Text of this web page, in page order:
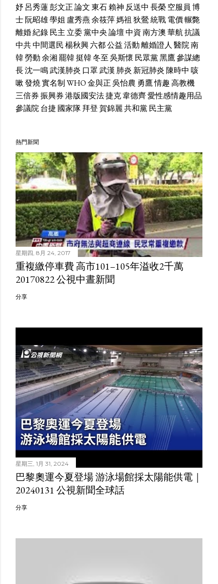
妤呂秀蓮彭文正論文東石賴神 反送中 長榮空服員 博
士阮昭雄學姐 盧秀燕余筱萍媽祖 狄鶯統戰電價輾斃
離婚紀錄民主 立委黨中央論壇中資南方澳華航抗議
中共中間選民楊秋興六都公益活動離婚證人 醫院南
韓勞動余湘罷韓挺韓冬至吳斯懷 民眾黨黑鷹參謀總
長沈一鳴武漢肺炎 口罩武漢 肺炎 新冠肺炎陳時中 咳
嗽發燒實名制WHO金與正吳怡農 勇鷹情趣高教機
三倍券振興券港版國安法捷克韋德齊愛性感情趣用品
參議院台捷 國家隊拜登賀錦麗共和黨民主黨
熱門新聞
星期四, 8月 24, 2017
重複繳停車費 高市101–105年溢收2千萬
20170822 公視中晝新聞
分享
星期三, 1月 31, 2024
巴黎奧運今夏登場 游泳場館採太陽能供電｜
20240131 公視新聞全球話
分享